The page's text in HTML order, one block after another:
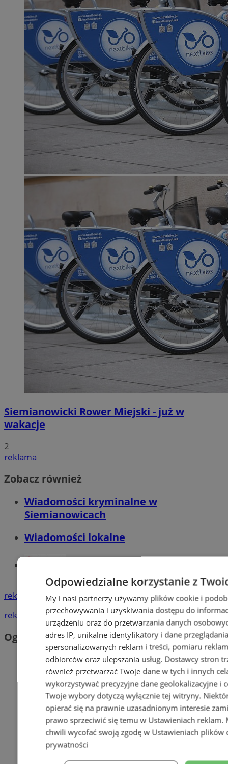
Siemianowicki Rower Miejski - już w
wakacje
2
reklama
Zobacz również
Wiadomości kryminalne w
Siemianowicach
Wiadomości lokalne
reklama
reklama
Ogłoszenia
Odpowiedzialne korzystanie z
My i nasi partnerzy używamy plików cookie i
przechowywania i uzyskiwania dostępu do
urządzeniu oraz do przetwarzania danych
adres IP, unikalne identyfikatory i dane
spersonalizowanych reklam i treści, pomiaru
odbiorców oraz ulepszania usług. Dostawcy stron
również przetwarzać Twoje dane w tych i innych
wykorzystywać precyzyjne dane geolokalizacyjne i
Twoje wybory dotyczą wyłącznie tej witryny.
opierać się na prawnie uzasadnionym interesie
prawo sprzeciwić się temu w Ustawieniach reklam.
chwili wycofać swoją zgodę w Ustawieniach plików
prywatności